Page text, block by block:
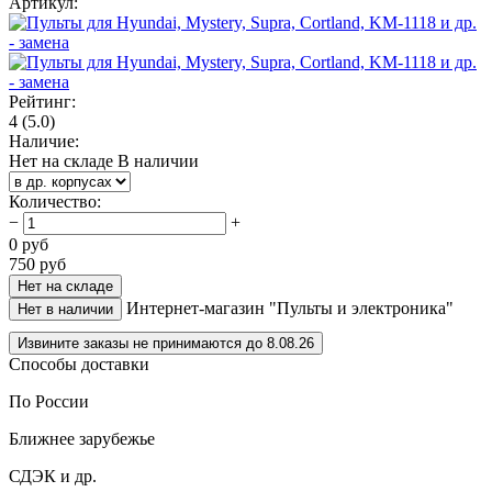
Рейтинг:
4 (5.0)
Наличие:
Нет на складе В наличии
Количество:
−
+
0 руб
750 руб
Нет на складе
Нет в наличии
Интернет-магазин "Пульты и электроника"
Извините заказы не принимаются до 8.08.26
Способы доставки
По России
Ближнее зарубежье
СДЭК и др.